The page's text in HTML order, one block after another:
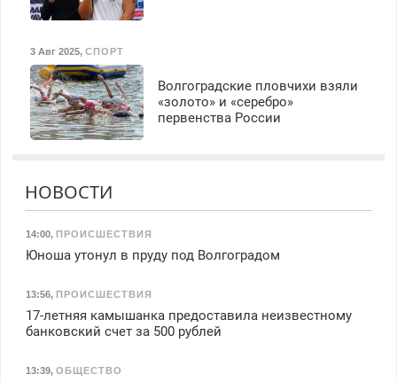
3 Авг 2025, СПОРТ
Волгоградские пловчихи взяли
«золото» и «серебро»
первенства России
НОВОСТИ
14:00, ПРОИСШЕСТВИЯ
Юноша утонул в пруду под Волгоградом
13:56, ПРОИСШЕСТВИЯ
17-летняя камышанка предоставила неизвестному
банковский счет за 500 рублей
13:39, ОБЩЕСТВО